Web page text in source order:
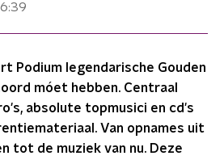
Podium legendarische Gouden
móet hebben. Centraal
absolute topmusici en cd's
Van opnames uit
tot de muziek van nu. Deze